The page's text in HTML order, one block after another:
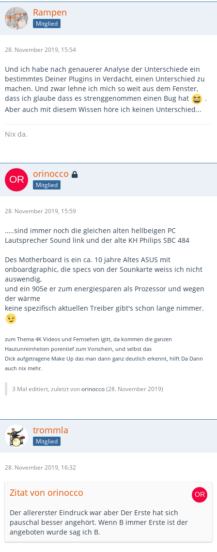
Rampen
Mitglied
28. November 2019, 15:54
Und ich habe nach genauerer Analyse der Unterschiede ein
bestimmtes Deiner Plugins in Verdacht, einen Unterschied zu
machen. Und zwar lehne ich mich so weit aus dem Fenster,
dass ich glaube dass es strenggenommen einen Bug hat
.
Aber auch mit diesem Wissen höre ich keinen Unterschied...
Nix da.
orinocco
Mitglied
28. November 2019, 15:59
…..sind immer noch die gleichen alten hellbeigen PC
Lautsprecher Sound link und der alte KH Philips SBC 484
Des Motherboard is ein ca. 10 jahre Altes ASUS mit
onboardgraphic, die specs von der Sounkarte weiss ich nicht
auswendig,
und ein 905e er zum energiesparen als Prozessor und wegen
der wärme
keine spezifisch aktuellen Treiber gibt's schon lange nimmer.
zum Thema 4K Videos und Fernsehen igitt, da kommen die ganzen
Hautunreinheiten porentief zum Vorschein, und selbst das
Dick aufgetragene Make Up das man dann ganz deutlich erkennt, hilft Da Dann
auch nix mehr.
3 Mal editiert, zuletzt vonorinocco(28. November 2019)
trommla
Mitglied
28. November 2019, 16:32
Zitat von orinocco
Der allererster Eindruck war aber Der Erste hat sich
pauschal besser angehört. Wenn B immer Erste ist der
angeboten wurde sag ich B.